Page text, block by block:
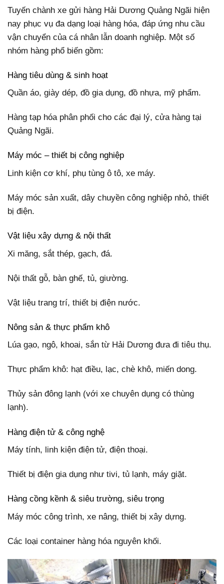
Tuyến chành xe gửi hàng Hải Dương Quảng Ngãi hiện
nay phục vụ đa dạng loại hàng hóa, đáp ứng nhu cầu
vận chuyển của cá nhân lẫn doanh nghiệp. Một số
nhóm hàng phổ biến gồm:
Hàng tiêu dùng & sinh hoạt
Quần áo, giày dép, đồ gia dụng, đồ nhựa, mỹ phẩm.
Hàng tạp hóa phân phối cho các đại lý, cửa hàng tại
Quảng Ngãi.
Máy móc – thiết bị công nghiệp
Linh kiện cơ khí, phụ tùng ô tô, xe máy.
Máy móc sản xuất, dây chuyền công nghiệp nhỏ, thiết
bị điện.
Vật liệu xây dựng & nội thất
Xi măng, sắt thép, gạch, đá.
Nội thất gỗ, bàn ghế, tủ, giường.
Vật liệu trang trí, thiết bị điện nước.
Nông sản & thực phẩm khô
Lúa gạo, ngô, khoai, sắn từ Hải Dương đưa đi tiêu thụ.
Thực phẩm khô: hạt điều, lạc, chè khô, miến dong.
Thủy sản đông lạnh (với xe chuyên dụng có thùng
lạnh).
Hàng điện tử & công nghệ
Máy tính, linh kiện điện tử, điện thoại.
Thiết bị điện gia dụng như tivi, tủ lạnh, máy giặt.
Hàng cồng kềnh & siêu trường, siêu trọng
Máy móc công trình, xe nâng, thiết bị xây dựng.
Các loại container hàng hóa nguyên khối.